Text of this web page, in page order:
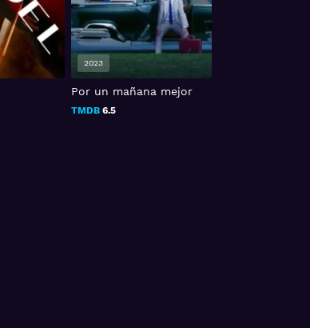
Por un mañana mejor
TMDB6.5
2023